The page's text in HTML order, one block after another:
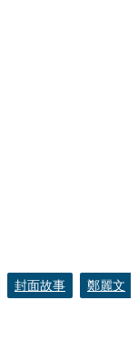
封面故事
鄭麗文